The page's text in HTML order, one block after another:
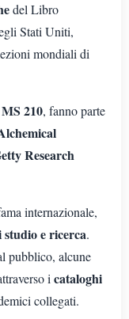
del Libro
Stati Uniti,
mondiali di
MS 210, fanno parte
Research
internazionale,
e ricerca.
pubblico, alcune
i cataloghi
collegati.